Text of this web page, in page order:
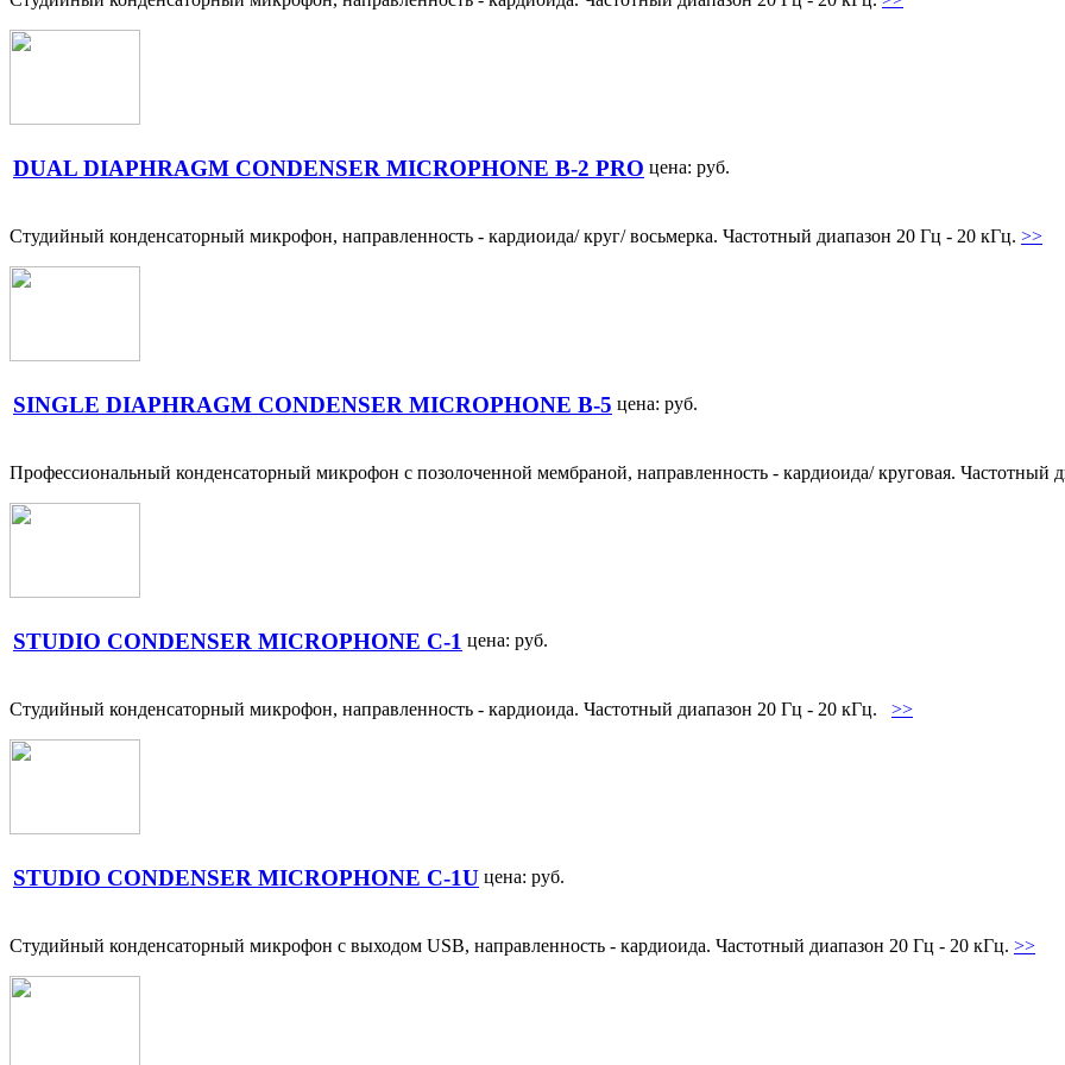
DUAL DIAPHRAGM CONDENSER MICROPHONE B-2 PRO цена: руб.
Студийный конденсаторный микрофон, направленность - кардиоида/ круг/ восьмерка. Частотный диапазон 20 Гц - 20 кГц. >>
SINGLE DIAPHRAGM CONDENSER MICROPHONE B-5 цена: руб.
Профессиональный конденсаторный микрофон с позолоченной мембраной, направленность - кардиоида/ круговая. Частотный
STUDIO CONDENSER MICROPHONE C-1 цена: руб.
Студийный конденсаторный микрофон, направленность - кардиоида. Частотный диапазон 20 Гц - 20 кГц. >>
STUDIO CONDENSER MICROPHONE C-1U цена: руб.
Студийный конденсаторный микрофон c выходом USB, направленность - кардиоида. Частотный диапазон 20 Гц - 20 кГц. >>